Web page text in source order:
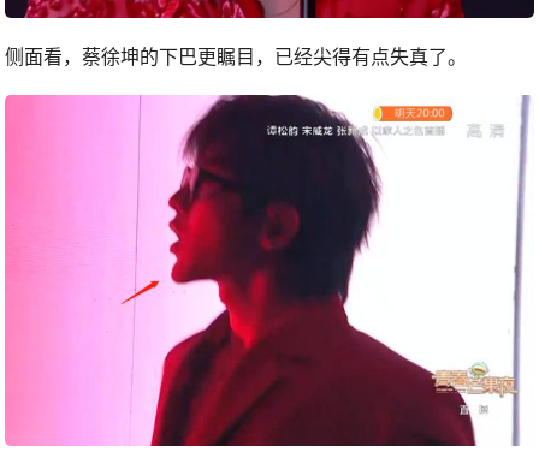
侧面看，蔡徐坤的下巴更瞩目，已经尖得有点失真了。